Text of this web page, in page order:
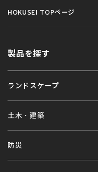
HOKUSEI TOPページ
製品を探す
ランドスケープ
土木・建築
防災